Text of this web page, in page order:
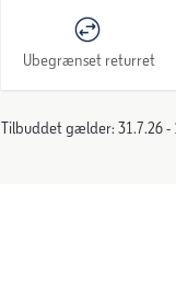
Ubegrænset returret
Tilbuddet gælder: 31.7.26 -